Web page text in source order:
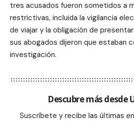
tres acusados ​​fueron sometidos a
restrictivas, incluida la vigilancia
de viajar y la obligación de
sus abogados dijeron que estaban
investigación.
Descubre más desde
Suscríbete y recibe las últimas